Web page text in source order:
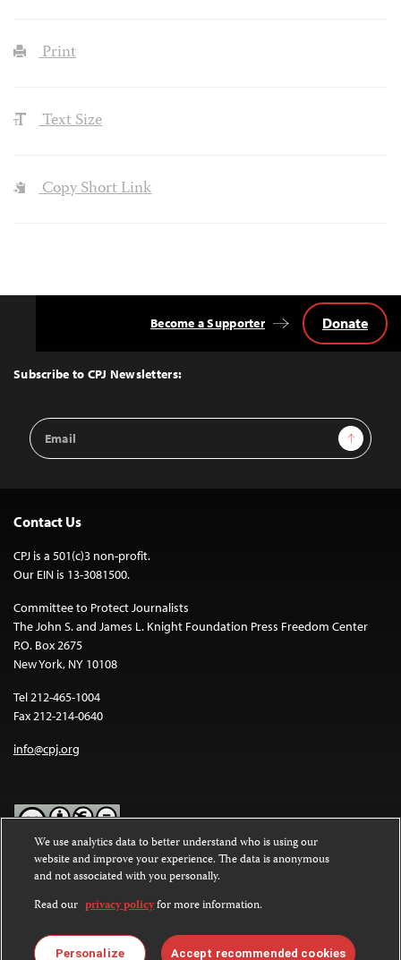
Print
Text Size
Copy Short Link
Top
Subscribe to CPJ Newsletters:
Email
Address
Sign Up
Become a Supporter Donate
Contact Us
CPJ is a 501(c)3 non-profit.
Our EIN is 13-3081500.
Committee to Protect Journalists
The John S. and James L. Knight Foundation Press Freedom Center
P.O. Box 2675
New York, NY 10108
Tel 212-465-1004
Fax 212-214-0640
info@cpj.org
Except where noted, text on this website is licensed under a
Commons Attribution-NonCommercial-NoDerivatives 4.0
International License.
Images and other media are not covered by the Creative Commons
license. For more information about permissions, see ourFAQs
We use analytics data to better understand who is using our
website and improve your experience. The data is anonymous
and not associated with you personally.
Read our privacy policyfor more information.
Personalize Accept recommended cookies